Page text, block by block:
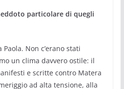
particolare di quegli
Non c’erano stati
un clima davvero ostile: il
e scritte contro Matera
ad alta tensione, alla